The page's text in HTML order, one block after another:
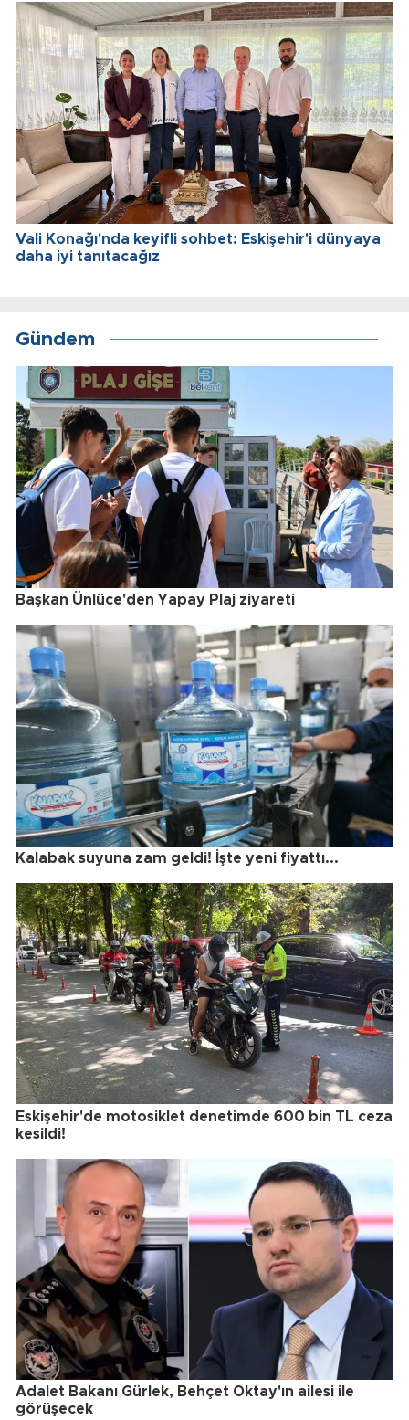
Vali Konağı'nda keyifli sohbet: Eskişehir'i dünyaya
daha iyi tanıtacağız
Gündem
Başkan Ünlüce'den Yapay Plaj ziyareti
Kalabak suyuna zam geldi! İşte yeni fiyattı...
Eskişehir'de motosiklet denetimde 600 bin TL ceza
kesildi!
Adalet Bakanı Gürlek, Behçet Oktay'ın ailesi ile
görüşecek